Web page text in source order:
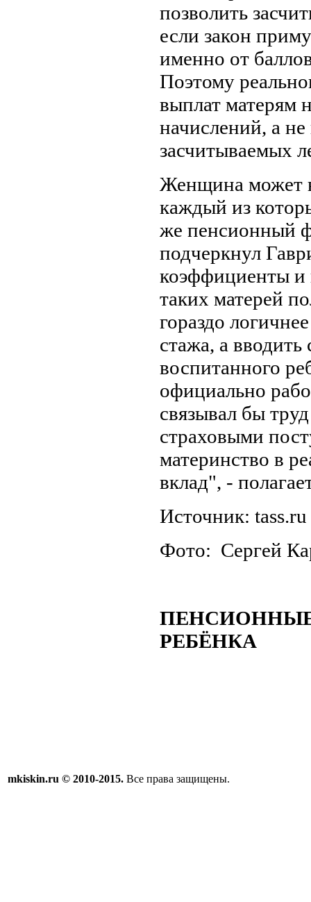
позволить
если закон
именно от
Поэтому
выплат матерям
начислений, а
засчитываемых
Женщина может
каждый из
же пенсионный
подчеркнул
коэффициенты и
таких матерей
гораздо
стажа, а
воспитанного
официально
связывал бы
страховыми
материнство в
вклад", -
Источник: tass.ru
Фото: Сергей
РЕБЁНКА
mkiskin.ru © 2010-2015. Все права защищены.